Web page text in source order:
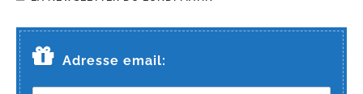
Adresse email: